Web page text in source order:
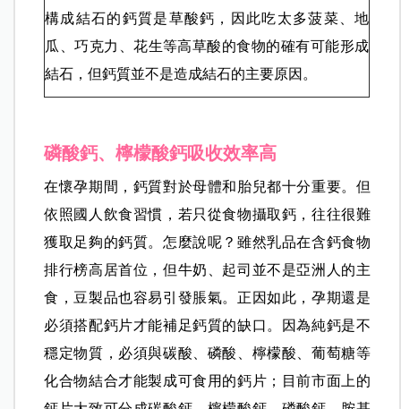
全穀根莖類鈣質含量普遍較低，並非主要補鈣來
源，不過仍可以選擇燕麥、綠豆、紅豆、蓮子等全
穀類來補充鈣質，它們的鈣含量比白米多一點。
鈣質是否會造成結石？
構成結石的鈣質是草酸鈣，因此吃太多菠菜、地
瓜、巧克力、花生等高草酸的食物的確有可能形成
結石，但鈣質並不是造成結石的主要原因。
磷酸鈣、檸檬酸鈣吸收效率高
在懷孕期間，鈣質對於母體和胎兒都十分重要。但
依照國人飲食習慣，若只從食物攝取鈣，往往很難